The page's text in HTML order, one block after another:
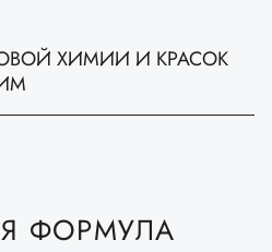
ХИМИИ И КРАСОК
ФОРМУЛА